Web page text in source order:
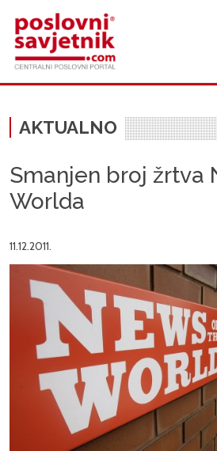
AKTUALNO
Smanjen broj žrtva
Worlda
11.12.2011.